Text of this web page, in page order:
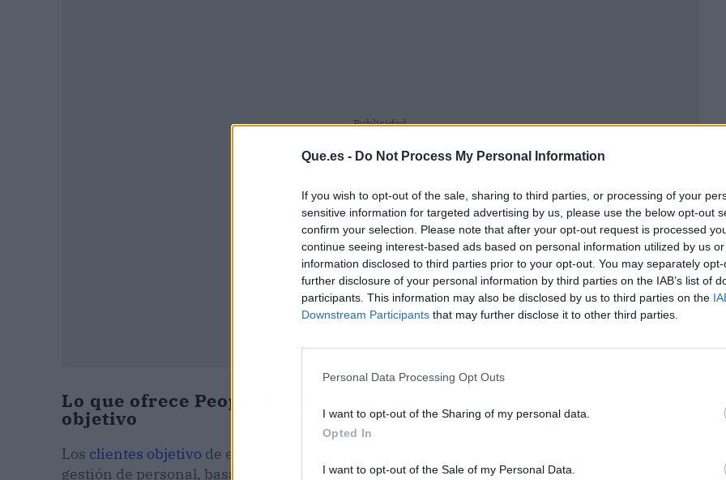
Que.es - Do Not Process My Personal Information
If you wish to opt-out of the sale, sharing to third parties, or processing of your
sensitive information for targeted advertising by us, please use the below opt-out
confirm your selection. Please note that after your opt-out request is processed
continue seeing interest-based ads based on personal information utilized by us
information disclosed to third parties prior to your opt-out. You may separately
further disclosure of your personal information by third parties on the IAB’s list of
participants. This information may also be disclosed by us to third parties on the
Downstream Participants that may further disclose it to other third parties.
Personal Data Processing Opt Outs
I want to opt-out of the Sharing of my personal data.
Opted In
I want to opt-out of the Sale of my Personal Data.
Publicidad
Lo que ofrece People Perfomance International a sus clientes
objetivo
Los clientes objetivo de esta compañía son empresas que necesitan mejorar sus procesos en
gestión de personal, basados en información útil de su realidad laboral. Ignacio Rubio, CEO